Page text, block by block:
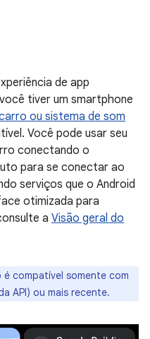
de app
tiver um smartphone
ou sistema de som
Você pode usar seu
conectando o
para se conectar ao
serviços que o Android
otimizada para
a Visão geral do
compatível somente com
API) ou mais recente.